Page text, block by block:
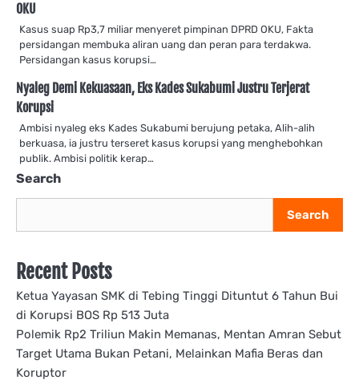
OKU
Kasus suap Rp3,7 miliar menyeret pimpinan DPRD OKU, Fakta
persidangan membuka aliran uang dan peran para terdakwa.
Persidangan kasus korupsi…
Nyaleg Demi Kekuasaan, Eks Kades Sukabumi Justru Terjerat
Korupsi
Ambisi nyaleg eks Kades Sukabumi berujung petaka, Alih-alih
berkuasa, ia justru terseret kasus korupsi yang menghebohkan
publik. Ambisi politik kerap…
Search
Search
Recent Posts
Ketua Yayasan SMK di Tebing Tinggi Dituntut 6 Tahun Bui
di Korupsi BOS Rp 513 Juta
Polemik Rp2 Triliun Makin Memanas, Mentan Amran Sebut
Target Utama Bukan Petani, Melainkan Mafia Beras dan
Koruptor